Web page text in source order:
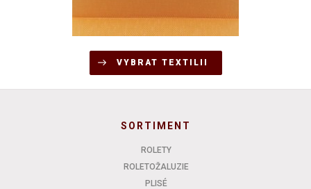
VYBRAT TEXTILII
SORTIMENT
ROLETY
ROLETOŽALUZIE
PLISÉ